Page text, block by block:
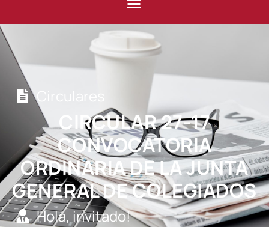
Circulares
CIRCULAR 27-17
CONVOCATORIA
ORDINARIA DE LA JUNTA
GENERAL DE COLEGIADOS
Hola, invitado!